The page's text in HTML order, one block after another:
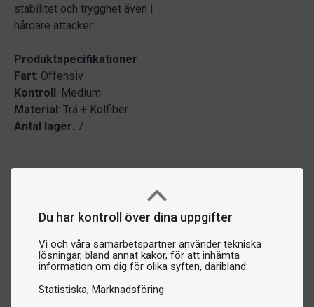
Du har kontroll över dina uppgifter
Vi och våra samarbetspartner använder tekniska
lösningar, bland annat kakor, för att inhämta
information om dig för olika syften, däribland:
Statistiska Marknadsföring
stabilitet och trygghet även i
hårdare attacker.
Produktspecifikationer
Fart: Offensiv
Kontroll: Medium
Material: Trä + Kolfiber
Antal lager: 7